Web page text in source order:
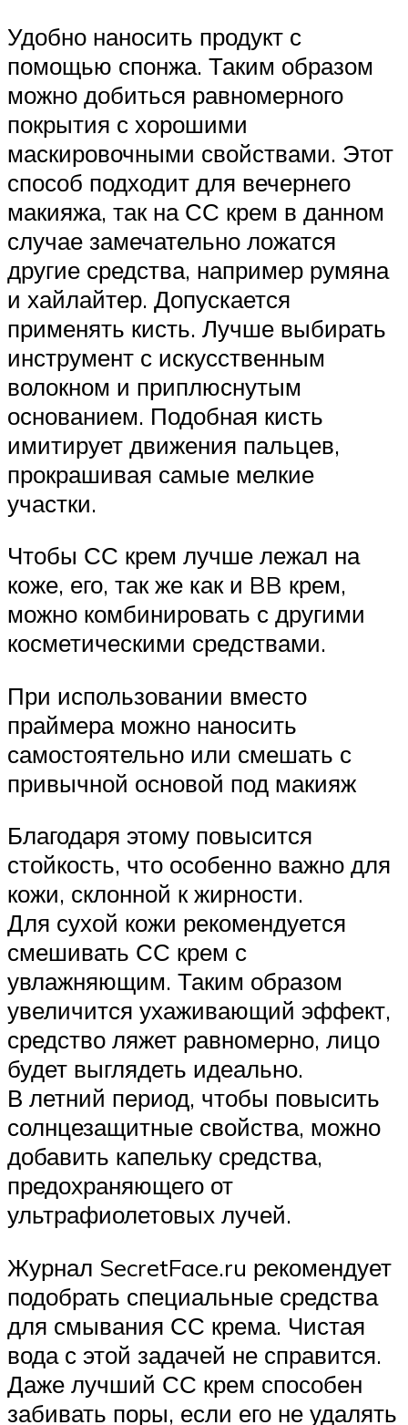
Удобно наносить продукт с
помощью спонжа. Таким образом
можно добиться равномерного
покрытия с хорошими
маскировочными свойствами. Этот
способ подходит для вечернего
макияжа, так на СС крем в данном
случае замечательно ложатся
другие средства, например румяна
и хайлайтер. Допускается
применять кисть. Лучше выбирать
инструмент с искусственным
волокном и приплюснутым
основанием. Подобная кисть
имитирует движения пальцев,
прокрашивая самые мелкие
участки.
Чтобы СС крем лучше лежал на
коже, его, так же как и BB крем,
можно комбинировать с другими
косметическими средствами.
При использовании вместо
праймера можно наносить
самостоятельно или смешать с
привычной основой под макияж
Благодаря этому повысится
стойкость, что особенно важно для
кожи, склонной к жирности.
Для сухой кожи рекомендуется
смешивать СС крем с
увлажняющим. Таким образом
увеличится ухаживающий эффект,
средство ляжет равномерно, лицо
будет выглядеть идеально.
В летний период, чтобы повысить
солнцезащитные свойства, можно
добавить капельку средства,
предохраняющего от
ультрафиолетовых лучей.
Журнал SecretFace.ru рекомендует
подобрать специальные средства
для смывания СС крема. Чистая
вода с этой задачей не справится.
Даже лучший СС крем способен
забивать поры, если его не удалять